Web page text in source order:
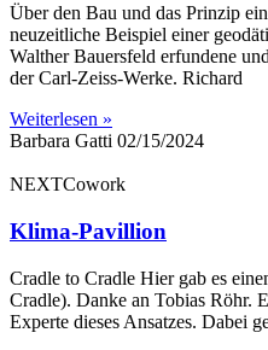
Über den Bau und das Prinzip
neuzeitliche Beispiel einer
Walther Bauersfeld erfundene
der Carl-Zeiss-Werke. Richard
Weiterlesen »
Barbara Gatti 02/15/2024
NEXTCowork
Klima-Pavillion
Cradle to Cradle Hier gab es
Cradle). Danke an Tobias Röhr.
Experte dieses Ansatzes. Dabei